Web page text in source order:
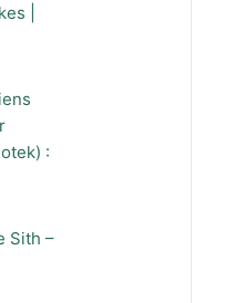
|
:
Sith –